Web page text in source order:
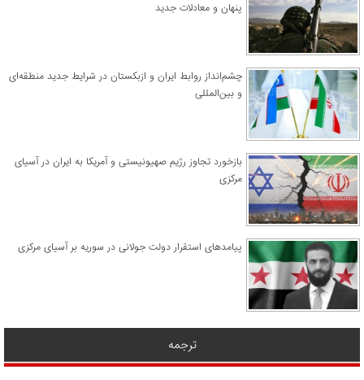
پنهان و معادلات جدید
چشم‌انداز روابط ایران و ازبکستان در شرایط جدید منطقه‌ای
و بین‌المللی
​بازخورد تجاوز رژیم صهیونیستی و آمریکا به ایران در آسیای
مرکزی
پیامدهای استقرار دولت جولانی در سوریه بر آسیای مرکزی
ترجمه